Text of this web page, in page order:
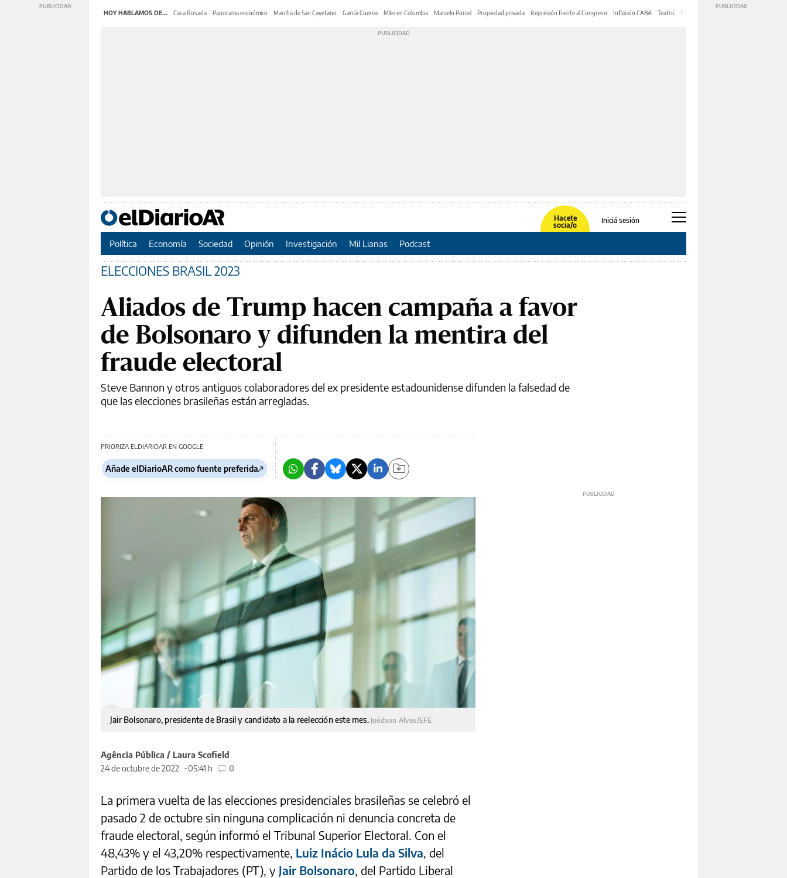
HOY HABLAMOS DE... Casa Rosada Panorama económico Marcha de San Cayetano García Cuerva Milei en Colombia Marcelo Porcel Propiedad privada Represión frente al Congreso Inflación CABA Teatro Feria de Editores
Hacete
socia/o
Iniciá sesión
Política Economía Sociedad Opinión Investigación Mil Lianas Podcast
ELECCIONES BRASIL 2023
Aliados de Trump hacen campaña a favor
de Bolsonaro y difunden la mentira del
fraude electoral
Steve Bannon y otros antiguos colaboradores del ex presidente estadounidense difunden la falsedad de
que las elecciones brasileñas están arregladas.
PRIORIZA ELDIARIOAR EN GOOGLE
Añade elDiarioAR como fuente preferida
Jair Bolsonaro, presidente de Brasil y candidato a la reelección este mes. Joédson Alves/EFE
Agência Pública / Laura Scofield
24 de octubre de 2022
05:41 h 0
La primera vuelta de las elecciones presidenciales brasileñas se celebró el
pasado 2 de octubre sin ninguna complicación ni denuncia concreta de
fraude electoral, según informó el Tribunal Superior Electoral. Con el
48,43% y el 43,20% respectivamente, Luiz Inácio Lula da Silva, del
Partido de los Trabajadores (PT), y Jair Bolsonaro, del Partido Liberal